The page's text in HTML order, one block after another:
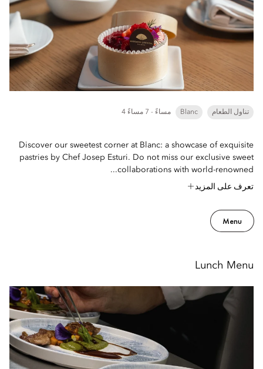
تناول الطعام Blanc 4 مساءً - 7 مساءً
Discover our sweetest corner at Blanc: a showcase of exquisite
pastries by Chef Josep Esturi. Do not miss our exclusive sweet
collaborations with world-renowned...
تعرف على المزيد
Menu
Lunch Menu